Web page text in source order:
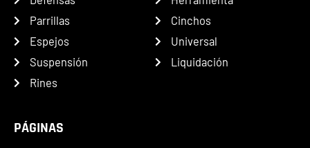
Parrillas
Espejos
Suspensión
Rines
Cinchos
Universal
Liquidación
PÁGINAS